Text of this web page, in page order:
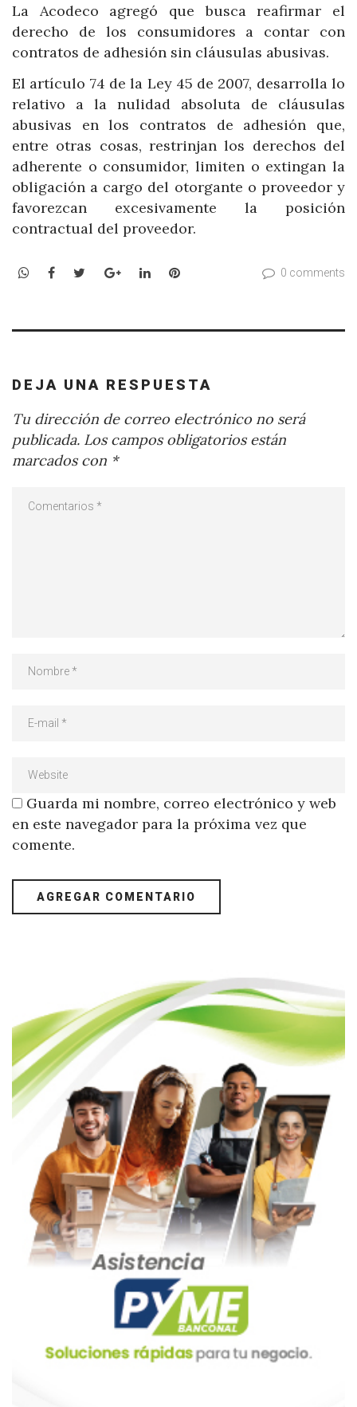
La Acodeco agregó que busca reafirmar el
derecho de los consumidores a contar con
contratos de adhesión sin cláusulas abusivas.
El artículo 74 de la Ley 45 de 2007, desarrolla lo
relativo a la nulidad absoluta de cláusulas
abusivas en los contratos de adhesión que,
entre otras cosas, restrinjan los derechos del
adherente o consumidor, limiten o extingan la
obligación a cargo del otorgante o proveedor y
favorezcan excesivamente la posición
contractual del proveedor.
WhatsApp
Facebook
TwitterGoogle+LinkedInPinterest 0 comments
DEJA UNA RESPUESTA
Tu dirección de correo electrónico no será
publicada. Los campos obligatorios están
marcados con *
Guarda mi nombre, correo electrónico y web
en este navegador para la próxima vez que
comente.